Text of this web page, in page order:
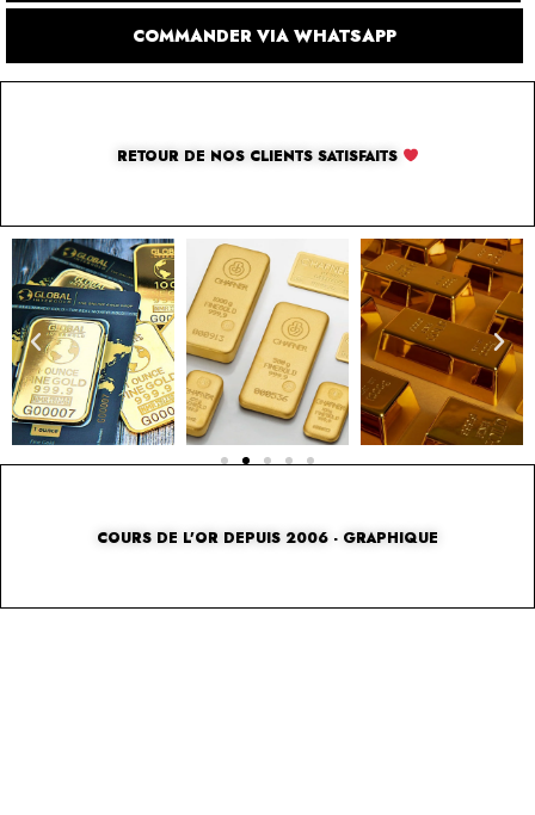
COMMANDER VIA WHATSAPP
RETOUR DE NOS CLIENTS SATISFAITS
COURS DE L'OR DEPUIS 2006 - GRAPHIQUE